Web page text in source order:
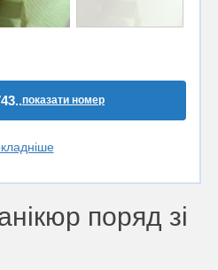
показати номер
поряд зі